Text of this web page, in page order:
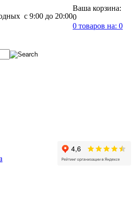
с 9:00 до 20:00
Ваша корзина:
0
0 товаров на: 0